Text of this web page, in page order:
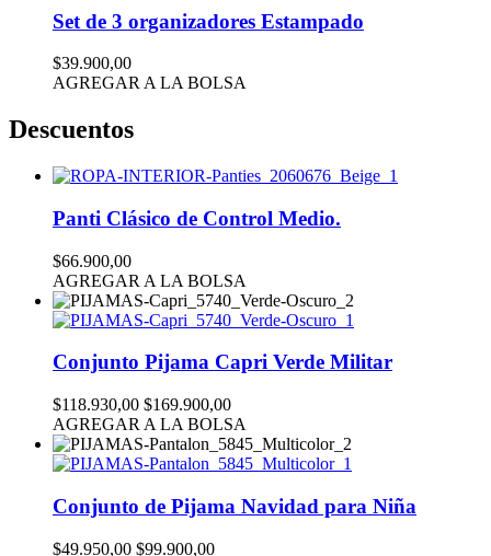
Set de 3 organizadores Estampado
$39.900,00
AGREGAR A LA BOLSA
Descuentos
Panti Clásico de Control Medio.
$66.900,00
AGREGAR A LA BOLSA
Conjunto Pijama Capri Verde Militar
$118.930,00 $169.900,00
AGREGAR A LA BOLSA
Conjunto de Pijama Navidad para Niña
$49.950,00 $99.900,00